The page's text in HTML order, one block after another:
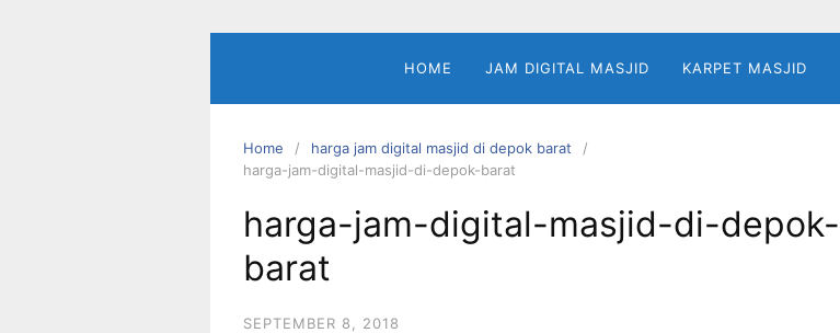
HOME JAM DIGITAL MASJID KARPET MASJID
Home
harga jam digital masjid di depok barat
harga-jam-digital-masjid-di-depok-barat
harga-jam-digital-masjid-di-depok-
barat
SEPTEMBER 8, 2018